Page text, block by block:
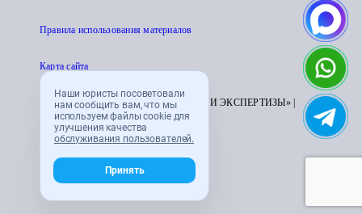
Наши юристы посоветовали
нам сообщить вам, что мы
используем файлы cookie для
улучшения качества
обслуживания пользователей.
Принять
Правила использования материалов
Карта сайта
© 1995 - 2026 «ЦЕНТР АТТЕСТАЦИИ И ЭКСПЕРТИЗЫ» |
CENTRATTEK.RU